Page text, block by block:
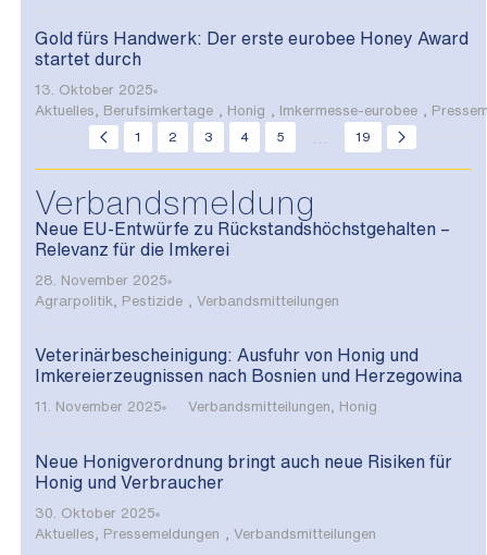
Gold fürs Handwerk: Der erste eurobee Honey Award
startet durch
13. Oktober 2025
Aktuelles
Berufsimkertage Honig Imkermesse-eurobee
1
2 3 4 5 19
Verbandsmeldung
Neue EU-Entwürfe zu Rückstandshöchstgehalten –
Relevanz für die Imkerei
28. November 2025
Agrarpolitik
Pestizide Verbandsmitteilungen
Veterinärbescheinigung: Ausfuhr von Honig und
Imkereierzeugnissen nach Bosnien und Herzegowina
11. November 2025 Verbandsmitteilungen Honig
Neue Honigverordnung bringt auch neue Risiken für
Honig und Verbraucher
30. Oktober 2025
Aktuelles
Pressemeldungen Verbandsmitteilungen